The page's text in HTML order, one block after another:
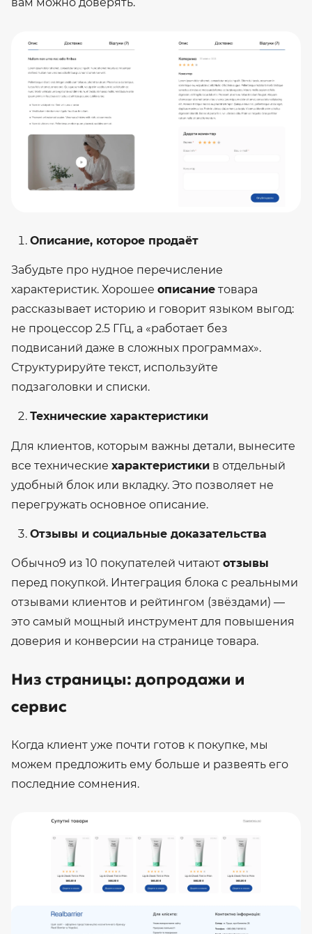
Описание, которое продаёт
Забудьте про нудное перечисление
характеристик. Хорошее описание товара
рассказывает историю и говорит языком выгод:
не процессор 2.5 ГГц, а «работает без
подвисаний даже в сложных программах».
Структурируйте текст, используйте
подзаголовки и списки.
Технические характеристики
Для клиентов, которым важны детали, вынесите
все технические характеристики в отдельный
удобный блок или вкладку. Это позволяет не
перегружать основное описание.
Отзывы и социальные доказательства
Обычно9 из 10 покупателей читают отзывы
перед покупкой. Интеграция блока с реальными
отзывами клиентов и рейтингом (звёздами) —
это самый мощный инструмент для повышения
доверия и конверсии на странице товара.
Низ страницы: допродажи и
сервис
Когда клиент уже почти готов к покупке, мы
можем предложить ему больше и развеять его
последние сомнения.